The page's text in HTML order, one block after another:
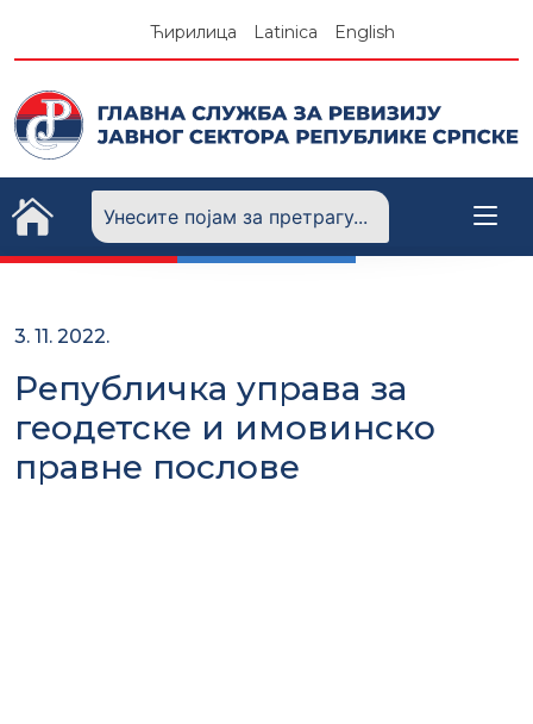
Ћирилица Latinica English
3. 11. 2022.
Републичка управа за
геодетске и имовинско
правне послове